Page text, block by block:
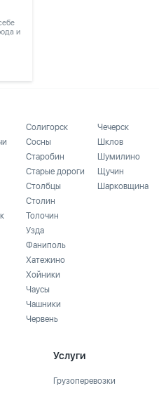
и
Солигорск
Сосны
Старобин
Старые дороги
Столбцы
Столин
Толочин
Узда
Фаниполь
Хатежино
Хойники
Чаусы
Чашники
Червень
Чечерск
Шклов
Шумилино
Щучин
Шарковщина
Услуги
Грузоперевозки